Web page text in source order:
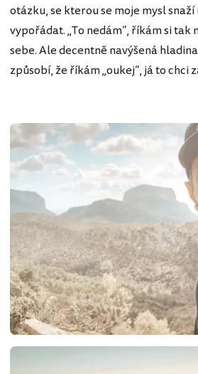
otázku, se kterou se moje mysl
vypořádat. „To nedám“, říkám si tak
sebe. Ale decentně navýšená
způsobí, že říkám „oukej“, já to chci